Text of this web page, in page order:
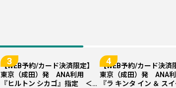
【WEB予約/カード決済限定】
東京（成田）発 ANA利用
『ヒルトン シカゴ』指定 ＜シ
【WEB予約/カード決済
東京（成田）発 ANA
『ラ キンタ イン ＆ ス